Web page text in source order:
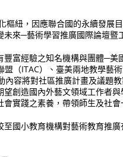
樞紐，因應聯合國的永續發展
來─藝術學習推廣國際論壇暨
豐富經驗之知名機構與團體─
（ITAC）、臺美兩地教學藝
容將對社區推廣計畫及議題
創造國內外藝文領域工作者
實踐之素養，帶領師生及社會
國小教育機構對藝術教育推